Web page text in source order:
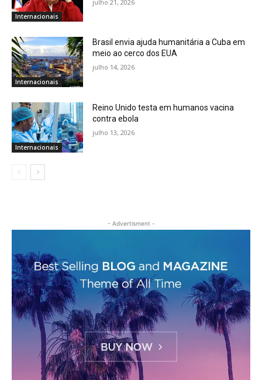
Internacionais
julho 21, 2026
Internacionais
Brasil envia ajuda humanitária a Cuba em
meio ao cerco dos EUA
julho 14, 2026
Internacionais
Reino Unido testa em humanos vacina
contra ebola
julho 13, 2026
- Advertisment -